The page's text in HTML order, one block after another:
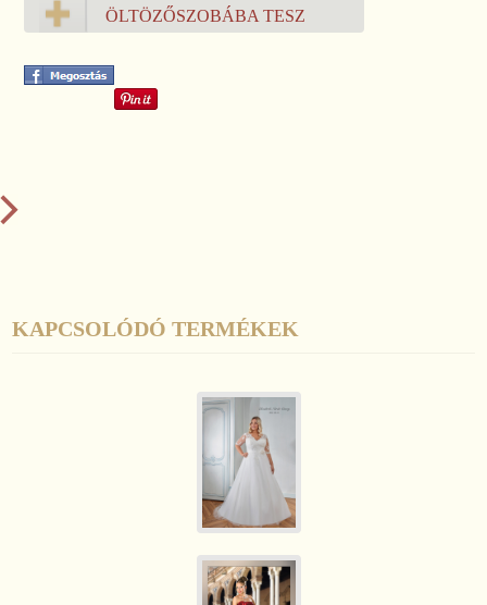
ÖLTÖZŐSZOBÁBA TESZ
KAPCSOLÓDÓ TERMÉKEK